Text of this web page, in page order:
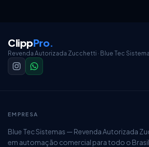
ClippPro.
Revenda Autorizada Zucchetti · Blue Tec
EMPRESA
Blue Tec Sistemas — Revenda Autorizada
em automação comercial para todo o Brasil.